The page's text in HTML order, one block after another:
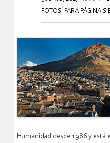
POTOSÍ PARA PÁGINA
Humanidad desde 1986 y está